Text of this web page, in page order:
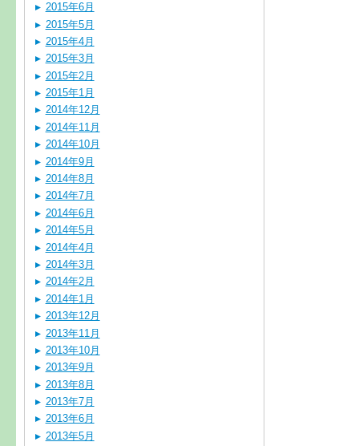
2015年6月
2015年5月
2015年4月
2015年3月
2015年2月
2015年1月
2014年12月
2014年11月
2014年10月
2014年9月
2014年8月
2014年7月
2014年6月
2014年5月
2014年4月
2014年3月
2014年2月
2014年1月
2013年12月
2013年11月
2013年10月
2013年9月
2013年8月
2013年7月
2013年6月
2013年5月